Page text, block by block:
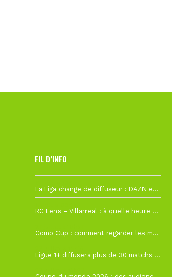
FIL D’INFO
La Liga change de diffuseur : DAZN et Disney+ remplacent beIN Sports !
RC Lens – Villarreal : à quelle heure et sur quelle chaîne voir la finale de la Como Cup ?
Como Cup : comment regarder les matchs du RC Lens en direct ?
Ligue 1+ diffusera plus de 30 matchs amicaux avant la reprise de la Ligue 1